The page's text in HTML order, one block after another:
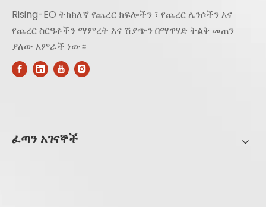
Rising-EO ትክክለኛ የጨረር ክፍሎችን ፣ የጨረር ሌንሶችን እና
የጨረር ስርዓቶችን ማምረት እና ሽያጭን በማዋሃድ ትልቅ መጠን
ያለው አምራች ነው።
ፈጣን አገናኞች